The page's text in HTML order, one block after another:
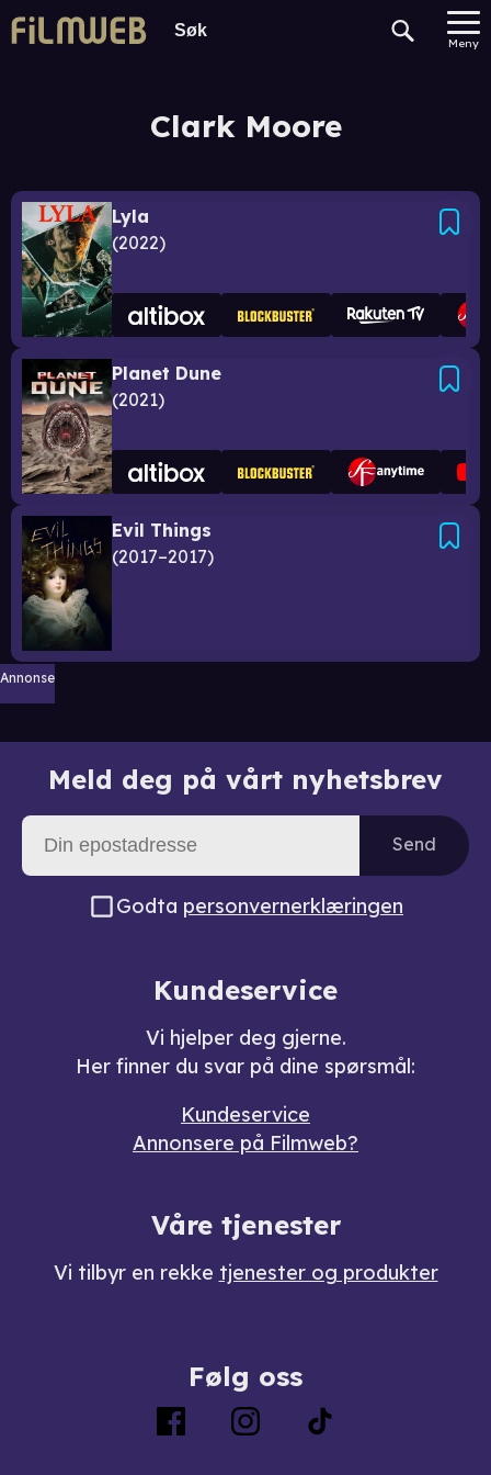
Meny
Clark Moore
Lyla
2022
Planet Dune
2021
Evil Things
2017–2017
Annonse
Meld deg på vårt nyhetsbrev
Send
Godta personvernerklæringen
Kundeservice
Vi hjelper deg gjerne.
Her finner du svar på dine spørsmål:
Kundeservice
Annonsere på Filmweb?
Våre tjenester
Vi tilbyr en rekke tjenester og produkter
Følg oss